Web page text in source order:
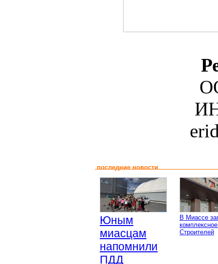
последние новости
Юным
миасцам
напомнили
ПДД
В Миассе
Строителей